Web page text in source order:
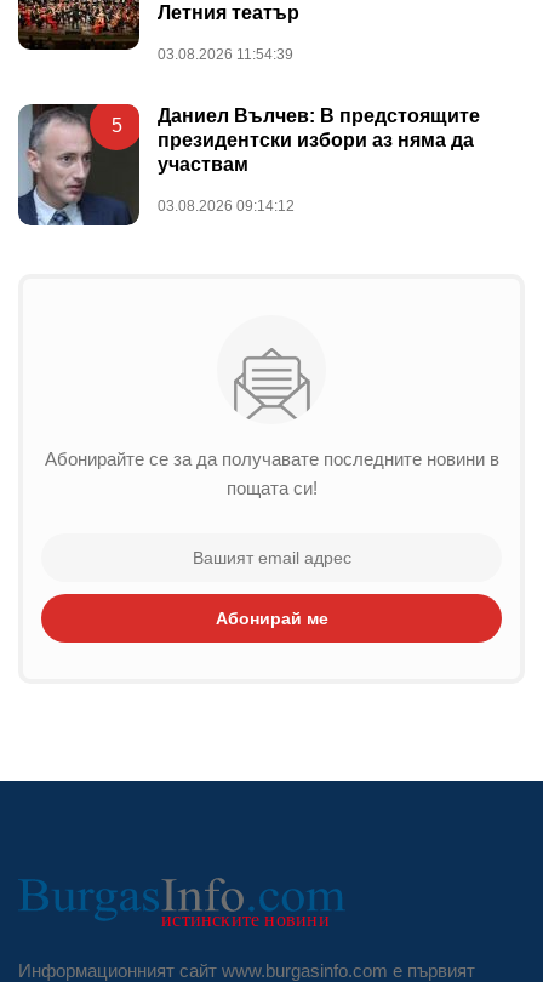
Летния театър
03.08.2026 11:54:39
5
Даниел Вълчев: В предстоящите
президентски избори аз няма да
участвам
03.08.2026 09:14:12
Абонирайте се за да получавате последните новини в
пощата си!
Абонирай ме
Информационният сайт www.burgasinfo.com е първият